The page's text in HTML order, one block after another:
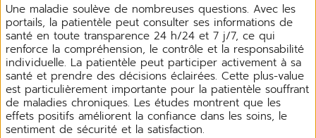
Une maladie soulève de nombreuses questions. Avec les
portails, la patientèle peut consulter ses informations de
santé en toute transparence 24 h/24 et 7 j/7, ce qui
renforce la compréhension, le contrôle et la responsabilité
individuelle. La patientèle peut participer activement à sa
santé et prendre des décisions éclairées. Cette plus-value
est particulièrement importante pour la patientèle souffrant
de maladies chroniques. Les études montrent que les
effets positifs améliorent la confiance dans les soins, le
sentiment de sécurité et la satisfaction.